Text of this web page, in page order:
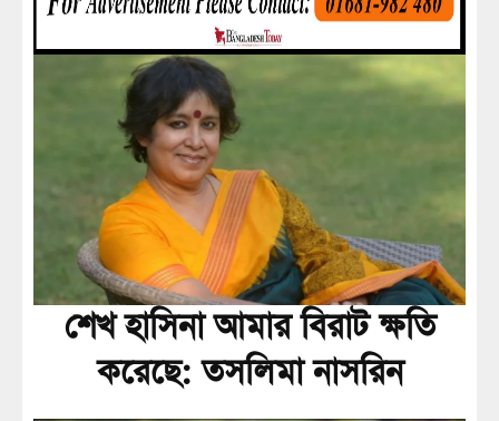
শেখ হাসিনা আমার বিরাট ক্ষতি
করেছে: তসলিমা নাসরিন